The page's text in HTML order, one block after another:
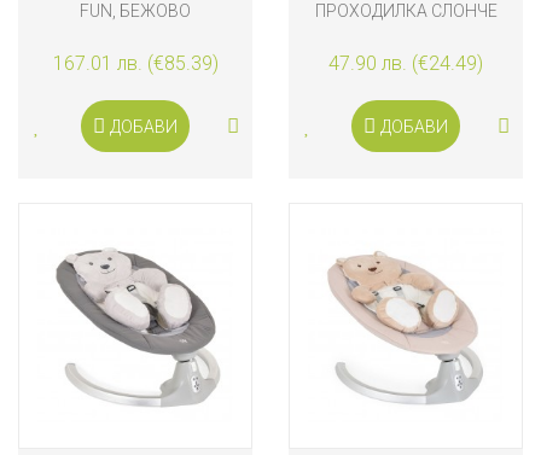
FUN, БЕЖОВО
167.01 лв. (€85.39)
ДОБАВИ
ПРОХОДИЛКА СЛОНЧЕ
47.90 лв. (€24.49)
ДОБАВИ